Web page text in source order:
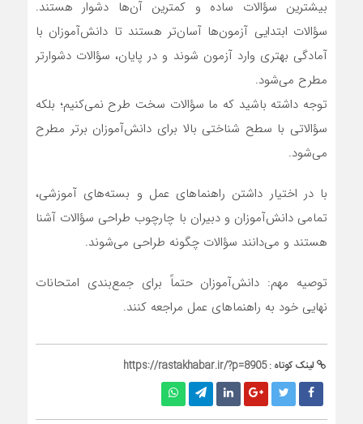
بیشترین سؤالات ساده و کمترین آن‌ها دشوار هستند.
سؤالات ابتدایی آزمون‌ها آسان‌تر هستند تا دانش‌آموزان با
آمادگی بهتری وارد آزمون شوند و در پایان، سؤالات دشوارتر
مطرح می‌شود.
توجه داشته باشید که ما سؤالات سخت طرح نمی‌کنیم؛ بلکه
سؤالاتی با سطح شناختی بالا برای دانش‌آموزان برتر مطرح
می‌شود.
با در اختیار داشتن راهنماهای عمل و بسته‌های آموزشی،
تمامی دانش‌آموزان و دبیران با چارچوب طراحی سؤالات آشنا
هستند و می‌دانند سؤالات چگونه طراحی می‌شوند.
توصیه مهم: دانش‌آموزان حتماً برای جمع‌بندی امتحانات
نهایی خود به راهنماهای عمل مراجعه کنند.
لینک کوتاه :https://rastakhabar.ir/?p=8905